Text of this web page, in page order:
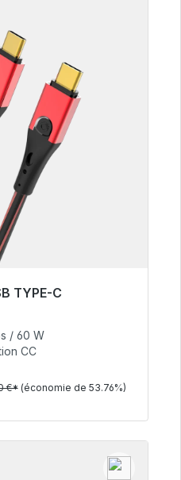
TYPE-C
€
/ 60 W
CC
€* (économie de 53.76%)